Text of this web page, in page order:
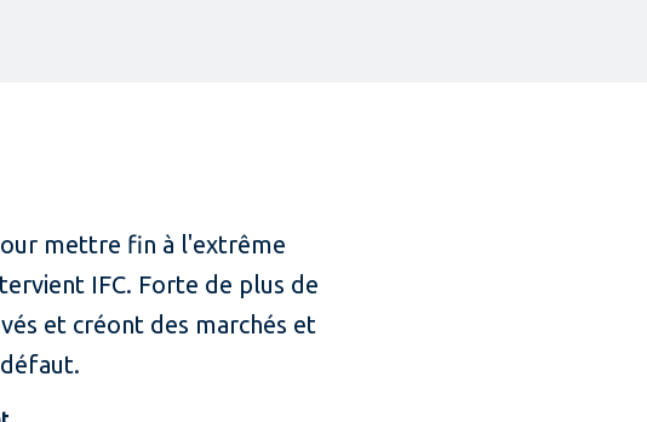
mettre fin à l'extrême
IFC. Forte de plus de
et créont des marchés et